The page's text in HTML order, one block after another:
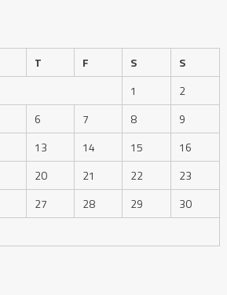
T F S
S
1
2
6 7 8
9
13 14 15
16
20 21 22
23
27 28 29
30